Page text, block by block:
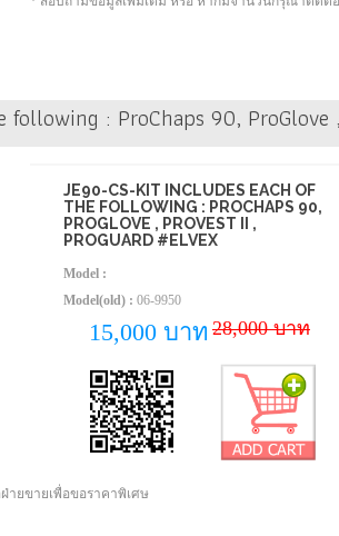
: ProChaps 90, ProGlove
JE90-CS-KIT INCLUDES EACH OF
THE FOLLOWING : PROCHAPS 90,
PROGLOVE , PROVEST II ,
PROGUARD #ELVEX
Model :
Model(old) : 06-9950
15,000 บาท 28,000 บาท
ยขายเพื่อขอราคาพิเศษ